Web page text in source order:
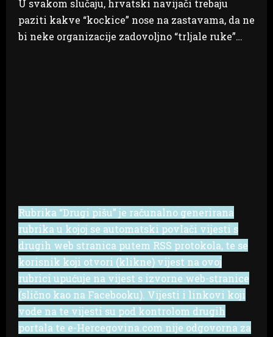
U svakom slučaju, hrvatski navijači trebaju
paziti kakve “kockice” nose na zastavama, da ne
bi neke organizacije zadovoljno “trljale ruke”…
Rubrika “Drugi pišu” je računalno generirana
rubrika u kojoj se automatski povlači vijesti s
drugih web stranica putem RSS protokola, te se
korisnik koji otvori (klikne) vijest na ovoj
rubrici upućuje na vijest s izvorne web-stranice
(slično kao na Facebooku). Vijesti i linkovi koji
vode na te vijesti su pod kontrolom drugih
portala te e-Hercegovina.com nije odgovorna za